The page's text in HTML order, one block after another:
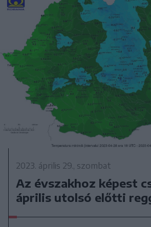
2023. április 29., szombat
Az évszakhoz képest
április utolsó előtti